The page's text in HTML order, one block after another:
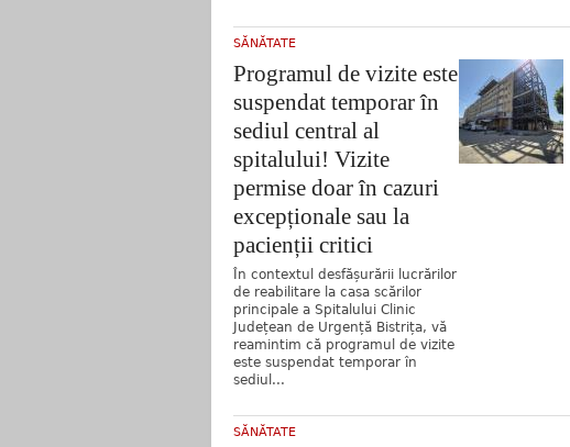
SĂNĂTATE
Programul de vizite este
suspendat temporar în
sediul central al
spitalului! Vizite
permise doar în cazuri
excepționale sau la
pacienții critici
În contextul desfășurării lucrărilor
de reabilitare la casa scărilor
principale a Spitalului Clinic
Județean de Urgență Bistrița, vă
reamintim că programul de vizite
este suspendat temporar în
sediul...
SĂNĂTATE